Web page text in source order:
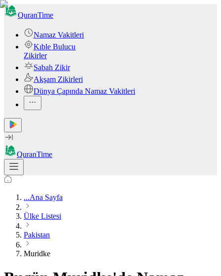
QuranTime
Namaz Vakitleri
Kıble Bulucu
Zikirler
Sabah Zikir
Akşam Zikirleri
Dünya Çapında Namaz Vakitleri
QuranTime
...Ana Sayfa
Ülke Listesi
Pakistan
Muridke